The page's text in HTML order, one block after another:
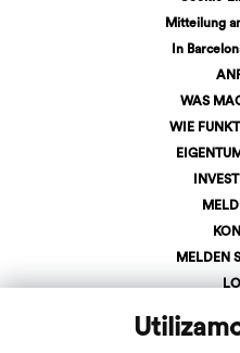
Mitteilung
In
WAS
WIE
MELDEN